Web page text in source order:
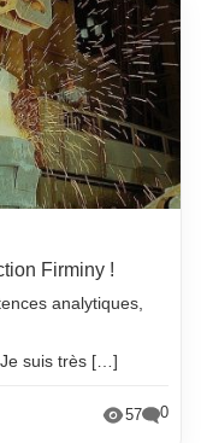
Firminy !
analytiques,
suis très […]
57 0